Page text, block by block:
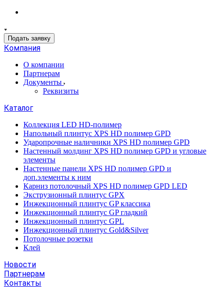
Подать заявку
Компания
О компании
Партнерам
Документы
Реквизиты
Каталог
Коллекция LED HD-полимер
Напольный плинтус XPS HD полимер GPD
Ударопрочные наличники XPS HD полимер GPD
Настенный молдинг XPS HD полимер GPD и угловые
элементы
Настенные панели XPS HD полимер GPD и
доп.элементы к ним
Карниз потолочный XPS HD полимер GPD LED
Экструзионный плинтус GPX
Инжекционный плинтус GP классика
Инжекционный плинтус GP гладкий
Инжекционный плинтус GPL
Инжекционный плинтус Gold&Silver
Потолочные розетки
Клей
Новости
Партнерам
Контакты